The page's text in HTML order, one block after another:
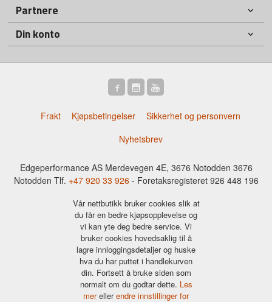
Partnere
Din konto
Frakt Kjøpsbetingelser
Sikkerhet og personvern
Nyhetsbrev
Edgeperformance AS Merdevegen 4E, 3676 Notodden 3676
Notodden Tlf. +47 920 33 926 - Foretaksregisteret 926 448 196
Vår nettbutikk bruker cookies slik at
du får en bedre kjøpsopplevelse og
vi kan yte deg bedre service. Vi
bruker cookies hovedsaklig til å
lagre innloggingsdetaljer og huske
hva du har puttet i handlekurven
din. Fortsett å bruke siden som
normalt om du godtar dette. Les
merellerendre innstillinger for